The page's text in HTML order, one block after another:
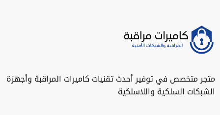
متجر متخصص في توفير أحدث تقنيات كاميرات المراقبة وأجهزة
الشبكات السلكية واللاسلكية